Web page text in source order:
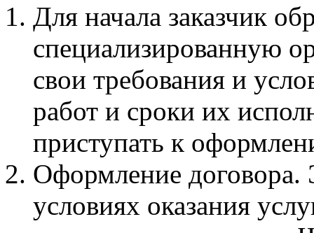
Для начала заказчик
специализированную
свои требования и
работ и сроки их
приступать к
Оформление договора.
условиях оказания